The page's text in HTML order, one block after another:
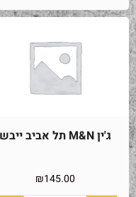
ג'ין M&N תל אביב ייבש
₪145.00